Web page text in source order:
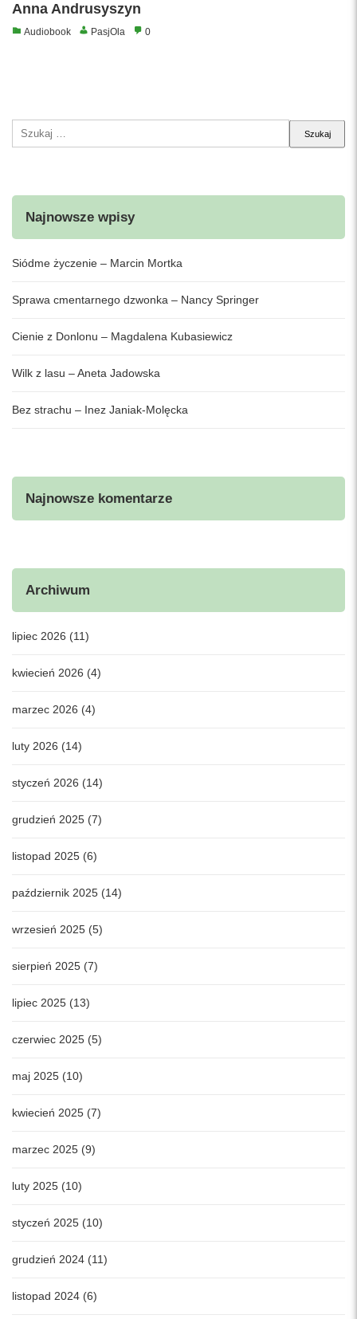
Anna Andrusyszyn
Audiobook PasjOla 0
Szukaj:
Najnowsze wpisy
Siódme życzenie – Marcin Mortka
Sprawa cmentarnego dzwonka – Nancy Springer
Cienie z Donlonu – Magdalena Kubasiewicz
Wilk z lasu – Aneta Jadowska
Bez strachu – Inez Janiak-Molęcka
Najnowsze komentarze
Archiwum
lipiec 2026 (11)
kwiecień 2026 (4)
marzec 2026 (4)
luty 2026 (14)
styczeń 2026 (14)
grudzień 2025 (7)
listopad 2025 (6)
październik 2025 (14)
wrzesień 2025 (5)
sierpień 2025 (7)
lipiec 2025 (13)
czerwiec 2025 (5)
maj 2025 (10)
kwiecień 2025 (7)
marzec 2025 (9)
luty 2025 (10)
styczeń 2025 (10)
grudzień 2024 (11)
listopad 2024 (6)